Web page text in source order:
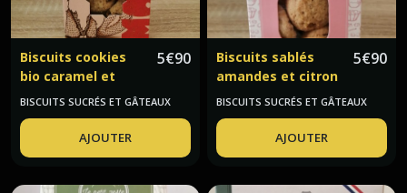
Biscuits cookies
bio caramel et
noisettes Mordicus
5€90
BISCUITS SUCRÉS ET GÂTEAUX
AJOUTER
Biscuits sablés
amandes et citron
de Menton
5€90
BISCUITS SUCRÉS ET GÂTEAUX
AJOUTER